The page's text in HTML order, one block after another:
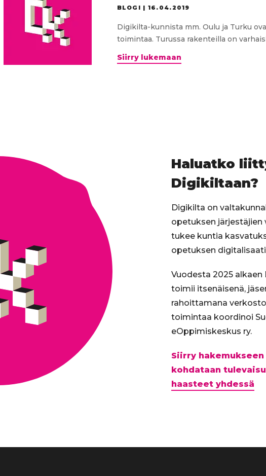
BLOGI | 16.04.2019
Digikilta-kunnista mm. Oulu ja Turku
toimintaa. Turussa rakenteilla on
Siirry lukemaanSteam
Haluatko
Digikiltaan?
Digikilta on
opetuksen järjestäjien
tukee kuntia
opetuksen
Vuodesta 2025 alkaen
toimii itsenäisenä,
rahoittamana
toimintaa koordinoi
eOppimiskeskus ry.
Siirry hakemukseen
kohdataan
haasteet yhdessä